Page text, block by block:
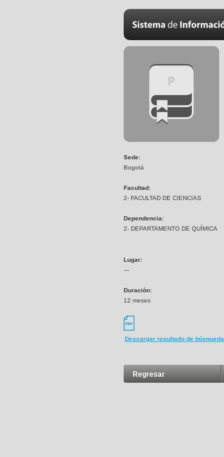
Sede:
Bogotá
Facultad:
2- FACULTAD DE CIENCIAS
Dependencia:
2- DEPARTAMENTO DE QUÍMICA
Lugar:
---
Duración:
12 meses
Descargar resultado de búsqueda
Regresar